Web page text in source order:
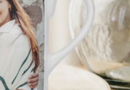
lahja valmistuu ja lähtee matkaan
“yllätys!”